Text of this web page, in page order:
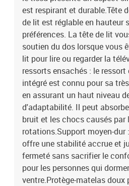
est respirant et durable.Tête
de lit est réglable en hauteur
préférences. La tête de lit
soutien du dos lorsque vous
lit pour lire ou regarder la
ressorts ensachés : le
intégré est connu pour sa
en assurant un haut niveau
d'adaptabilité. Il peut
bruit et les chocs causés par
rotations.Support moyen-dur
offre une stabilité accrue et
fermeté sans sacrifier le
pour les personnes qui
ventre.Protège-matelas doux